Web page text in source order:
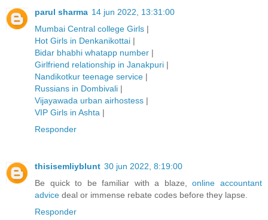
parul sharma 14 jun 2022, 13:31:00
Mumbai Central college Girls |
Hot Girls in Denkanikottai |
Bidar bhabhi whatapp number |
Girlfriend relationship in Janakpuri |
Nandikotkur teenage service |
Russians in Dombivali |
Vijayawada urban airhostess |
VIP Girls in Ashta |
Responder
thisisemliyblunt 30 jun 2022, 8:19:00
Be quick to be familiar with a blaze,online accountant
advice deal or immense rebate codes before they lapse.
Responder